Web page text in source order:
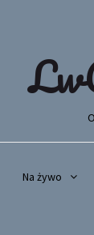
Na żywo